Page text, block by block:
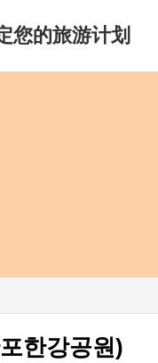
您的旅游计划
한강공원)